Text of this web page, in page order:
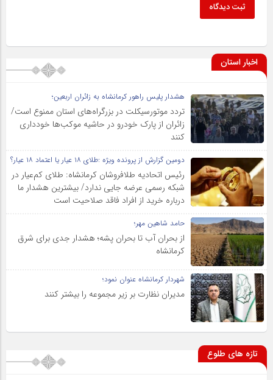
ثبت دیدگاه
اخبار استان
هشدار پلیس راهور کرمانشاه به زائران اربعین؛
تردد موتورسیکلت در بزرگراه‌های استان ممنوع است/
زائران از پارک خودرو در حاشیه موکب‌ها خودداری
کنند
دومین گزارش از پرونده ویژه :طلای ۱۸ عیار یا اعتماد ۱۸ عیار؟
رئیس اتحادیه طلافروشان کرمانشاه: طلای کم‌عیار در
شبکه رسمی عرضه جایی ندارد/ بیشترین هشدار ما
درباره خرید از افراد فاقد صلاحیت است
حامد شاهین مهر؛
از بحران آب تا بحران پشه؛ هشدار جدی برای شرق
کرمانشاه
شهردار کرمانشاه عنوان نمود؛
مدیران نظارت بر زیر مجموعه را بیشتر کنند
تازه های طلوع